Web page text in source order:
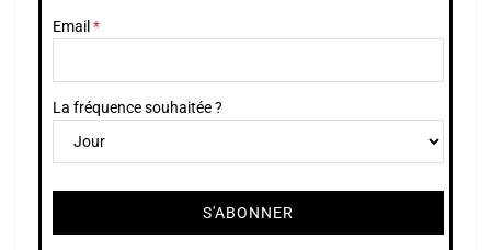
Email
La fréquence souhaitée ?